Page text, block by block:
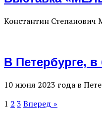
Константин Степанович
В Петербурге,
10 июня 2023 года в
1 2 3 Вперед »